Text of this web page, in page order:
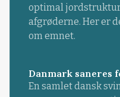
optimal
afgrøderne. Her er
om emnet.
Danmark saneres
En samlet dansk